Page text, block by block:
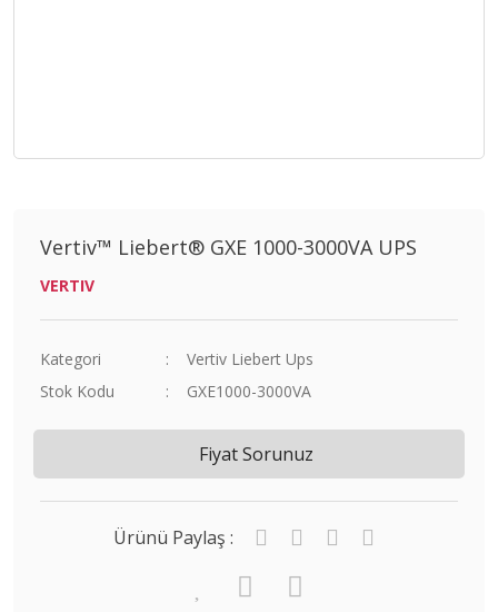
Vertiv™ Liebert® GXE 1000-3000VA UPS
VERTIV
Kategori
Vertiv Liebert Ups
Stok Kodu
GXE1000-3000VA
Fiyat Sorunuz
Ürünü Paylaş :